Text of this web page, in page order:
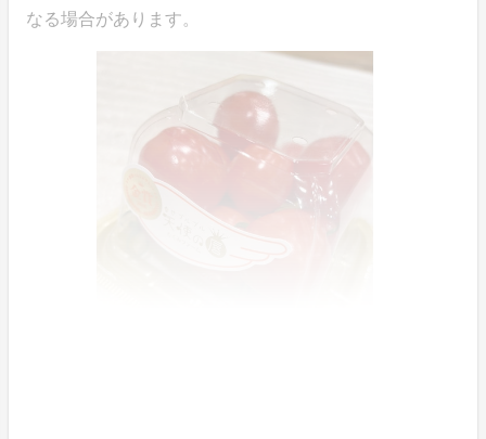
なる場合があります。